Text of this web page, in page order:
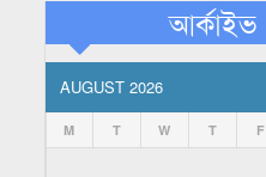
আর্কাইভ
AUGUST 2026
M T W T F